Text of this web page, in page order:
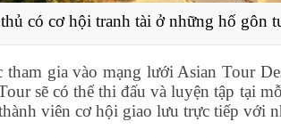
có cơ hội tranh tài ở những hố gôn
gia vào mạng lưới Asian Tour
sẽ có thể thi đấu và luyện tập tại
viên cơ hội giao lưu trực tiếp với